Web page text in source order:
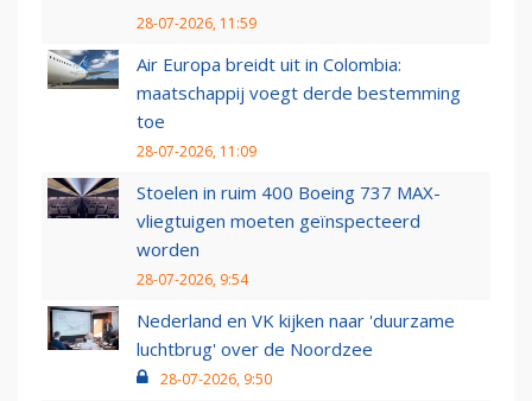
28-07-2026, 11:59
Air Europa breidt uit in Colombia:
maatschappij voegt derde bestemming
toe
28-07-2026, 11:09
Stoelen in ruim 400 Boeing 737 MAX-
vliegtuigen moeten geïnspecteerd
worden
28-07-2026, 9:54
Nederland en VK kijken naar 'duurzame
luchtbrug' over de Noordzee
28-07-2026, 9:50